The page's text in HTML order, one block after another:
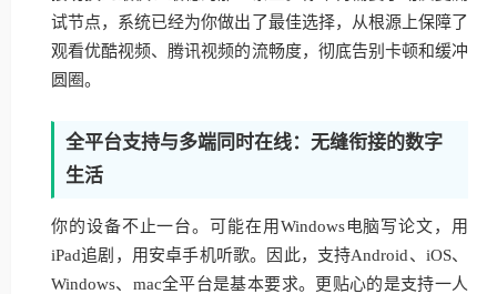
试节点，系统已经为你做出了最佳选择，从根源上保障了
观看优酷视频、腾讯视频的流畅度，彻底告别卡顿和缓冲
圆圈。
全平台支持与多端同时在线：无缝衔接的数字
生活
你的设备不止一台。可能在用Windows电脑写论文，用
iPad追剧，用安卓手机听歌。因此，支持Android、iOS、
Windows、mac全平台是基本要求。更贴心的是支持一人